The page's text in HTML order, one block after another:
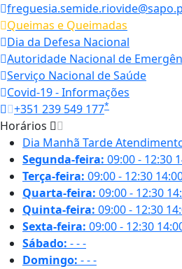
Queimas e Queimadas
Dia da Defesa Nacional
Autoridade Nacional de
Serviço Nacional de Saúde
Covid-19 - Informações
+351 239 549 177*
Horários
Dia Manhã Tarde
Segunda-feira: 09:00 - 12:30
Terça-feira: 09:00 - 12:30
Quarta-feira: 09:00 - 12:30
Quinta-feira: 09:00 - 12:30
Sexta-feira: 09:00 - 12:30
Sábado: ---
Domingo: ---